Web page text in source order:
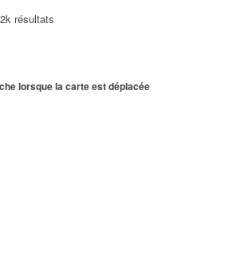
résultats
lorsque la carte est déplacée